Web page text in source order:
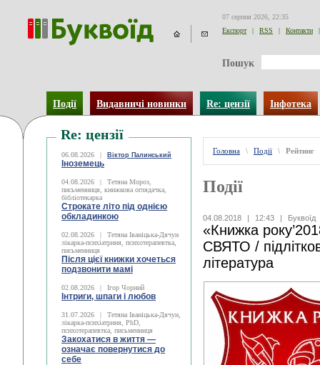
07 серпня 2026, 22:35
Експорт
| RSS | Контакти |
Пошук
Події Видавничі новинки Re: цензії Інфотека
Re: цензії
06.08.2026 | Віктор Палинський
Іноземець
04.08.2026 |
Тетяна Мороз,
письменниця, книжкова оглядачка,
бібліотекарка
Строкате літо під однією
обкладинкою
02.08.2026 |
Тетяна Іваніцька-Дячун
лікарка-психіатриня, психотерапевтка,
письменниця
Після цієї книжки хочеться
подзвонити мамі
02.08.2026 | Ігор Чорний
Інтриги, шпаги і любов
31.07.2026 |
Тетяна Іваніцька-Дячун,
лікарка-психіатриня, PhD,
психотерапевтка, письменниця
Закохатися в життя —
означає повернутися до
себе
Головна \ Події \ Рейтинг
Події
04.08.2018 | 12:43 | Буквоїд
«Книжка
СВЯТО /
література